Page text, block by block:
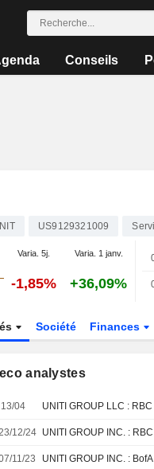
Conseils
US9129321009
Varia. 5j. Varia. 1 janv.
-1,85% +36,09%
Société Finances
analystes
13/04 UNITI GROUP LLC :
12/24 UNITI GROUP INC. :
11/23 UNITI GROUP INC. :